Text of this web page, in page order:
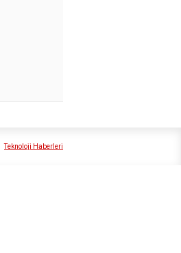
Teknoloji Haberleri